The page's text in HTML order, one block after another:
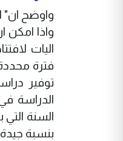
واوضح ان"
واذا امكن
اليات
فترة
توفير
الدراسة
السنة
بنسبة